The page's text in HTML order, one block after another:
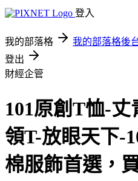
登入
我的部落格 我的部落格後
登出
財經企管
101原創T恤-丈
領T-放眼天下-
棉服飾首選，